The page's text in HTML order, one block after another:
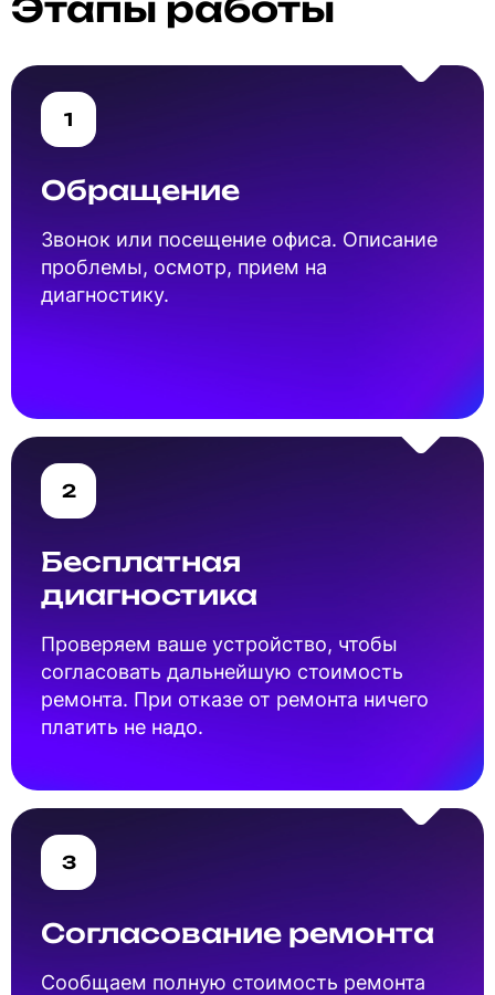
Этапы работы
1
Обращение
Звонок или посещение офиса. Описание
проблемы, осмотр, прием на
диагностику.
2
Бесплатная
диагностика
Проверяем ваше устройство, чтобы
согласовать дальнейшую стоимость
ремонта. При отказе от ремонта ничего
платить не надо.
3
Согласование ремонта
Cообщаем полную стоимость ремонта